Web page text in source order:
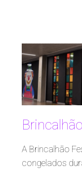
A Brincalhão
congelados